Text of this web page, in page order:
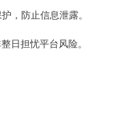
，防止信息泄露。
日担忧平台风险。